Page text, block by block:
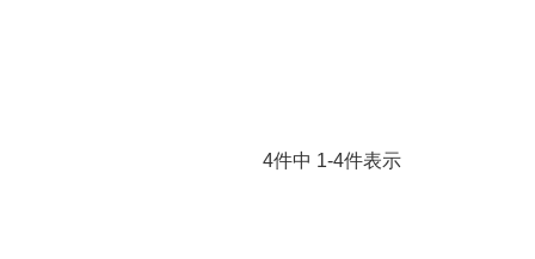
4件中 1-4件表示